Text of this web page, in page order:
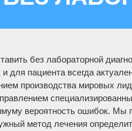
без лабораторной
для пациента всегда
производства мировых
вероятность ошибок.
метод лечения